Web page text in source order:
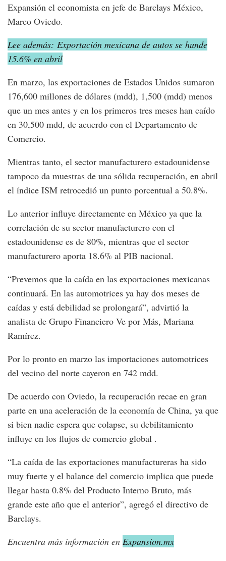
Expansión el economista en jefe de Barclays México,
Marco Oviedo.
Lee además: Exportación mexicana de autos se hunde
15.6% en abril
En marzo, las exportaciones de Estados Unidos sumaron
176,600 millones de dólares (mdd), 1,500 (mdd) menos
que un mes antes y en los primeros tres meses han caído
en 30,500 mdd, de acuerdo con el Departamento de
Comercio.
Mientras tanto, el sector manufacturero estadounidense
tampoco da muestras de una sólida recuperación, en abril
el índice ISM retrocedió un punto porcentual a 50.8%.
Lo anterior influye directamente en México ya que la
correlación de su sector manufacturero con el
estadounidense es de 80%, mientras que el sector
manufacturero aporta 18.6% al PIB nacional.
“Prevemos que la caída en las exportaciones mexicanas
continuará. En las automotrices ya hay dos meses de
caídas y está debilidad se prolongará”, advirtió la
analista de Grupo Financiero Ve por Más, Mariana
Ramírez.
Por lo pronto en marzo las importaciones automotrices
del vecino del norte cayeron en 742 mdd.
De acuerdo con Oviedo, la recuperación recae en gran
parte en una aceleración de la economía de China, ya que
si bien nadie espera que colapse, su debilitamiento
influye en los flujos de comercio global .
“La caída de las exportaciones manufactureras ha sido
muy fuerte y el balance del comercio implica que puede
llegar hasta 0.8% del Producto Interno Bruto, más
grande este año que el anterior”, agregó el directivo de
Barclays.
Encuentra más información en Expansion.mx